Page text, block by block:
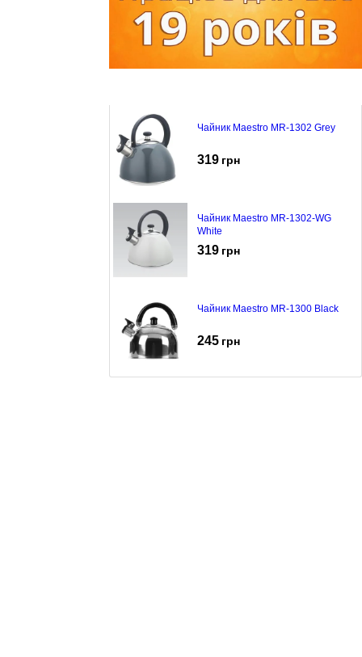
Чайник Maestro MR-1302 Grey
319 грн
Чайник Maestro MR-1302-WG
White
319 грн
Чайник Maestro MR-1300 Black
245 грн